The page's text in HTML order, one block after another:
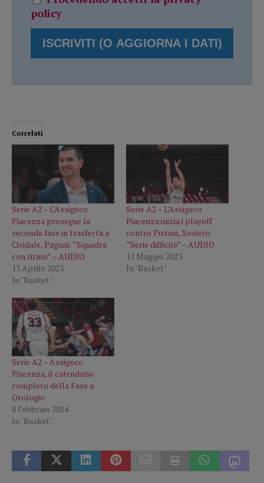
policy
Correlati
Serie A2 – L’Assigeco
Piacenza prosegue la
seconda fase in trasferta a
Cividale, Pagani: “Squadra
con ritmo” – AUDIO
13 Aprile 2023
In "Basket"
Serie A2 – L’Assigeco
Piacenza inizia i playoff
contro Pistoia, Soviero:
“Serie difficile” – AUDIO
11 Maggio 2023
In "Basket"
Serie A2 – Assigeco
Piacenza, il calendario
completo della Fase a
Orologio
8 Febbraio 2024
In "Basket"